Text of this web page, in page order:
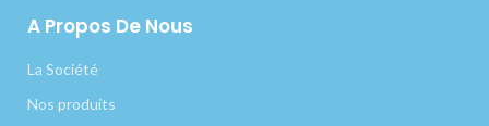
A Propos De Nous
La Société
Nos produits